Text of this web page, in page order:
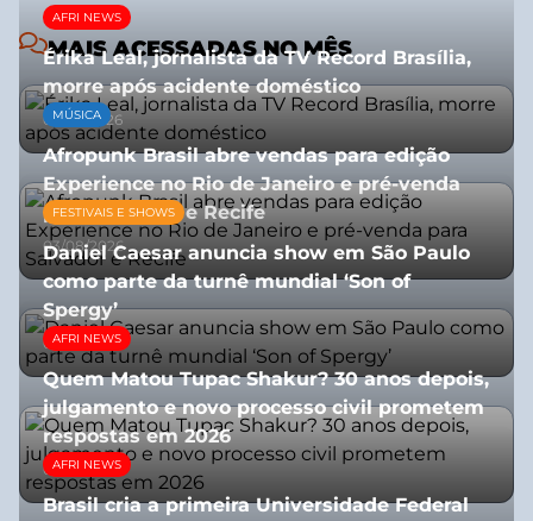
MAIS ACESSADAS NO MÊS
AFRI NEWS
Érika Leal, jornalista da TV Record Brasília,
morre após acidente doméstico
08/07/2026
MÚSICA
Afropunk Brasil abre vendas para edição
Experience no Rio de Janeiro e pré-venda
para Salvador e Recife
03/08/2026
FESTIVAIS E SHOWS
Daniel Caesar anuncia show em São Paulo
como parte da turnê mundial ‘Son of
Spergy’
05/08/2026
AFRI NEWS
Quem Matou Tupac Shakur? 30 anos depois,
julgamento e novo processo civil prometem
respostas em 2026
05/08/2026
AFRI NEWS
Brasil cria a primeira Universidade Federal